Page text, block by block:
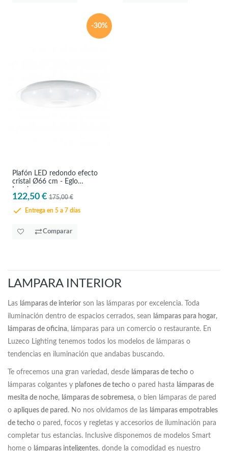
-30%
Plafón LED redondo efecto
cristal Ø66 cm - Eglo
Lanciano
122,50 € 175,00 €
Entrega en 5 a 7 días
Comparar
LAMPARA INTERIOR
Las lámparas de interior son las lámparas por excelencia. Toda
iluminación dentro de espacios cerrados, sean lámparas para hogar,
lámparas de oficina, lámparas para un comercio o restaurante. En
Luzeco Lighting tenemos todos los modelos de lámparas o
tendencias en iluminación que andabas buscando.
Te ofrecemos una gran variedad, desde lámparas de techo o
lámparas colgantes y plafones de techo o pared hasta lámparas de
mesita de noche, lámparas de sobremesa, o bien lámparas de pared
o apliques de pared . No nos olvidamos de las lámparas empotrables
de techo o pared, focos y regletas y accesorios de iluminación para
completar tus estancias. Inclusive disponemos de modelos Smart
home o lámparas inteligentes, donde la comodidad es nuestro